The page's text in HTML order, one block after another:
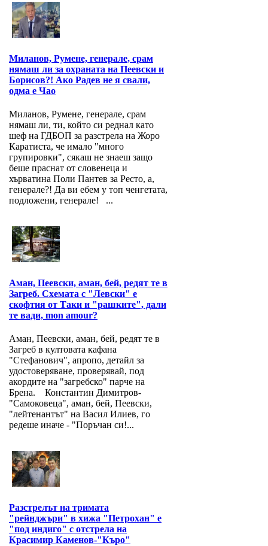
Миланов, Румене, генерале, срам
нямаш ли за охраната на Пеевски и
Борисов?! Ако Радев не я свали,
одма е Чао
Миланов, Румене, генерале, срам
нямаш ли, ти, който си реднал като
шеф на ГДБОП за разстрела на Жоро
Каратиста, че имало "много
групировки", сякаш не знаеш защо
беше праснат от словенеца и
хърватина Поли Пантев за Ресто, а,
генерале?! Да ви ебем у топ ченгетата,
подложени, генерале! ...
Аман, Пеевски, аман, бей, редят те в
Загреб. Схемата с "Левски" е
скофтия от Таки и "рашките", дали
те вади, mon amour?
Аман, Пеевски, аман, бей, редят те в
Загреб в култовата кафана
"Стефанович", апропо, детайл за
удостоверяване, проверявай, под
акордите на "загребско" парче на
Брена. Константин Димитров-
"Самоковеца", аман, бей, Пеевски,
"лейтенантът" на Васил Илиев, го
редеше иначе - "Поръчан си!...
Разстрелът на тримата
"рейнджъри" в хижа "Петрохан" е
"под индиго" с отстрела на
Красимир Каменов-"Къро"